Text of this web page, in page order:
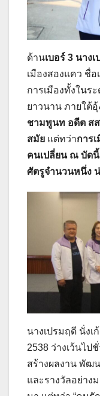
ด้านเบอร์ 3 นาง
เมืองสองแคว ชื่
การเมืองทั้งในร
ยาวนาน ภายใต้
ชามพูนท อดีต ส
สมัย แต่ทว่าการ
คนเปลี่ยน ณ บัด
ศัตรูจำนวนหนึ่ง
นางเปรมฤดี นั่งเ
2538 ว่างเว้นไป
สร้างผลงาน พัฒ
และรางวัลอย่าง